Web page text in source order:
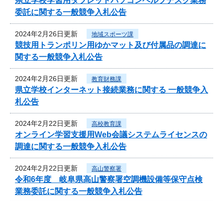
委託に関する一般競争入札公告
2024年2月26日更新 地域スポーツ課
競技用トランポリン用ゆかマット及び付属品の調達に
関する一般競争入札公告
2024年2月26日更新 教育財務課
県立学校インターネット接続業務に関する 一般競争入
札公告
2024年2月22日更新 高校教育課
オンライン学習支援用Web会議システムライセンスの
調達に関する一般競争入札公告
2024年2月22日更新 高山警察署
令和6年度 岐阜県高山警察署空調機設備等保守点検
業務委託に関する一般競争入札公告